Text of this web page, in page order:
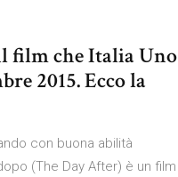
film che Italia Uno
2015. Ecco la
con buona abilità
(The Day After) è un film